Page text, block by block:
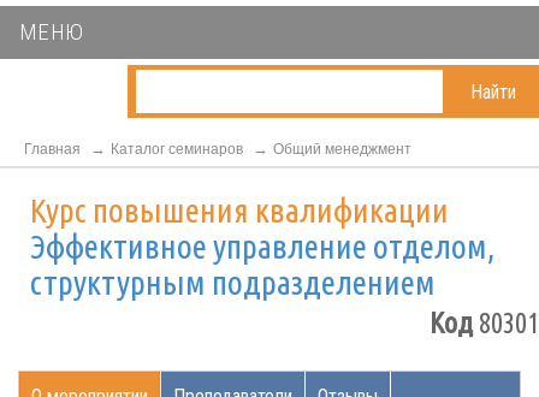
МЕНЮ
Найти
Главная Каталог семинаров Общий менеджмент
Курс повышения квалификации
Эффективное управление отделом,
структурным подразделением
Код80301